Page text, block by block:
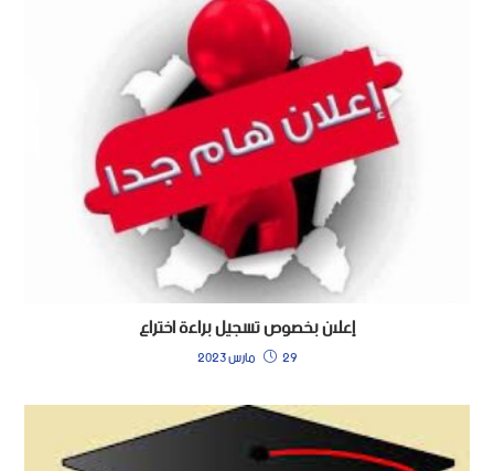
إعلان بخصوص تسجيل براءة اختراع
29 مارس 2023